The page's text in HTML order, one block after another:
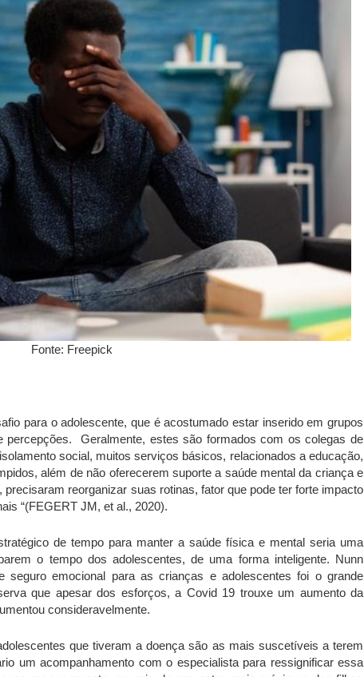
Fonte: Freepick
para o adolescente, que é acostumado estar inserido em grupos
percepções. Geralmente, estes são formados com os colegas de
social, muitos serviços básicos, relacionados a educação,
além de não oferecerem suporte a saúde mental da criança e
reorganizar suas rotinas, fator que pode ter forte impacto
“(FEGERT JM, et al., 2020).
de tempo para manter a saúde física e mental seria uma
o tempo dos adolescentes, de uma forma inteligente. Nunn
seguro emocional para as crianças e adolescentes foi o grande
que apesar dos esforços, a Covid 19 trouxe um aumento da
consideravelmente.
que tiveram a doença são as mais suscetíveis a terem
um acompanhamento com o especialista para ressignificar essa